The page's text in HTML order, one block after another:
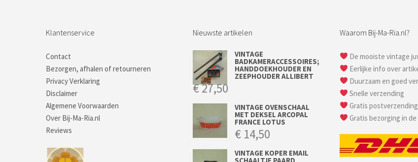
Klantenservice
Contact
Bezorgen, afhalen of retourneren
Privacy Verklaring
Disclaimer
Algemene Voorwaarden
Over Bij-Ma-Ria.nl
Reviews
Nieuwste artikelen
VINTAGE
BADKAMERACCESSOIRES;
HANDDOEKHOUDER EN
ZEEPHOUDER ALLIBERT
€27,50
VINTAGE OVENSCHAAL
MET DEKSEL ARCOPAL
FRANCE LOTUS
€ 14,50
VINTAGE KOPER EMAIL
SCHAALTJE PAARD
Waarom Bij-Ma-Ria.nl?
De mooiste vintage
Eerlijke info over
Duurzaam en goed
Snelle verzending
Gratis
Gratis bezorging in